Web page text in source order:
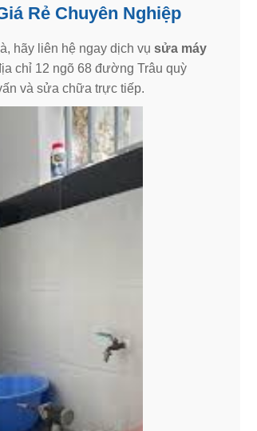
Rẻ Chuyên Nghiệp
hãy liên hệ ngay dịch vụ sửa máy
chỉ 12 ngõ 68 đường Trâu quỳ
và sửa chữa trực tiếp.